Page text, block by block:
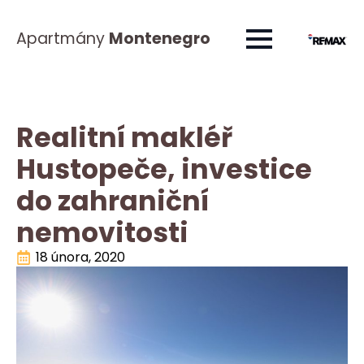
Apartmány Montenegro
Realitní makléř
Hustopeče, investice
do zahraniční
nemovitosti
18 února, 2020